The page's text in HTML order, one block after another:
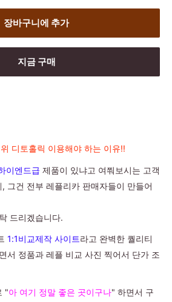
장바구니에 추가
지금 구매
디토홀릭 이용해야 하는 이유!!
이엔드급 제품이 있냐고 여쭤보시는 고객
그건 전부 레플리카 판매자들이 만들어
드리겠습니다.
1:1비교제작 사이트라고 완벽한 퀄리티
서 정품과 레플 비교 사진 찍어서 단가 조
"아 여기 정말 좋은 곳이구나" 하면서 구